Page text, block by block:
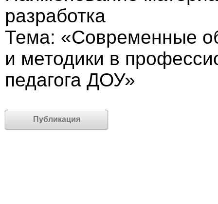
разработка
Тема: «Современные
и методики в
педагога ДОУ»
Публикация